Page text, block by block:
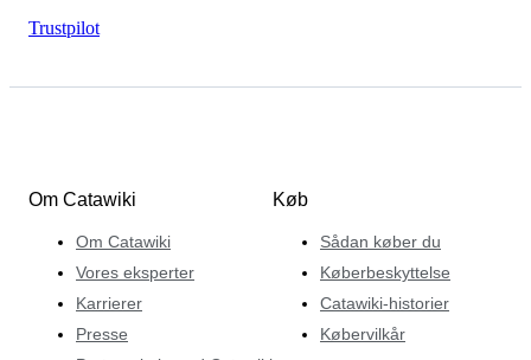
Trustpilot
Om Catawiki
Om Catawiki
Vores eksperter
Karrierer
Presse
Køb
Sådan køber du
Køberbeskyttelse
Catawiki-historier
Købervilkår